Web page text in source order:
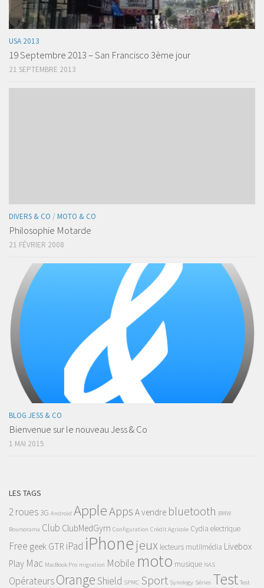
USA 2013
19 Septembre 2013 – San Francisco 3ème jour
21 SEPTEMBRE 2013
DIVERS & CO / MOTO & CO
Philosophie Motarde
21 FÉVRIER 2008
BLOG JESS & CO
Bienvenue sur le nouveau Jess & Co
1 MAI 2015
LES TAGS
2 roues 3G Android AppleApps A vendre bluetooth BMW
Boursorama Club ClubMedGym Configuration Crédit Agricole Cydia electrique
Free geek GTR iPad iPhone jeux lecteurs mutilmédia Livebox
Play Mac MacBook Pro migration Mobile moto musique NAS
OpérateursOrangeShield SPMC Sport Synology Séries Test Test